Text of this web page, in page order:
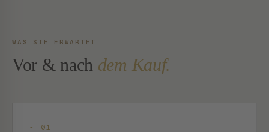
WAS SIE ERWARTET
Vor & nach dem Kauf.
- 01